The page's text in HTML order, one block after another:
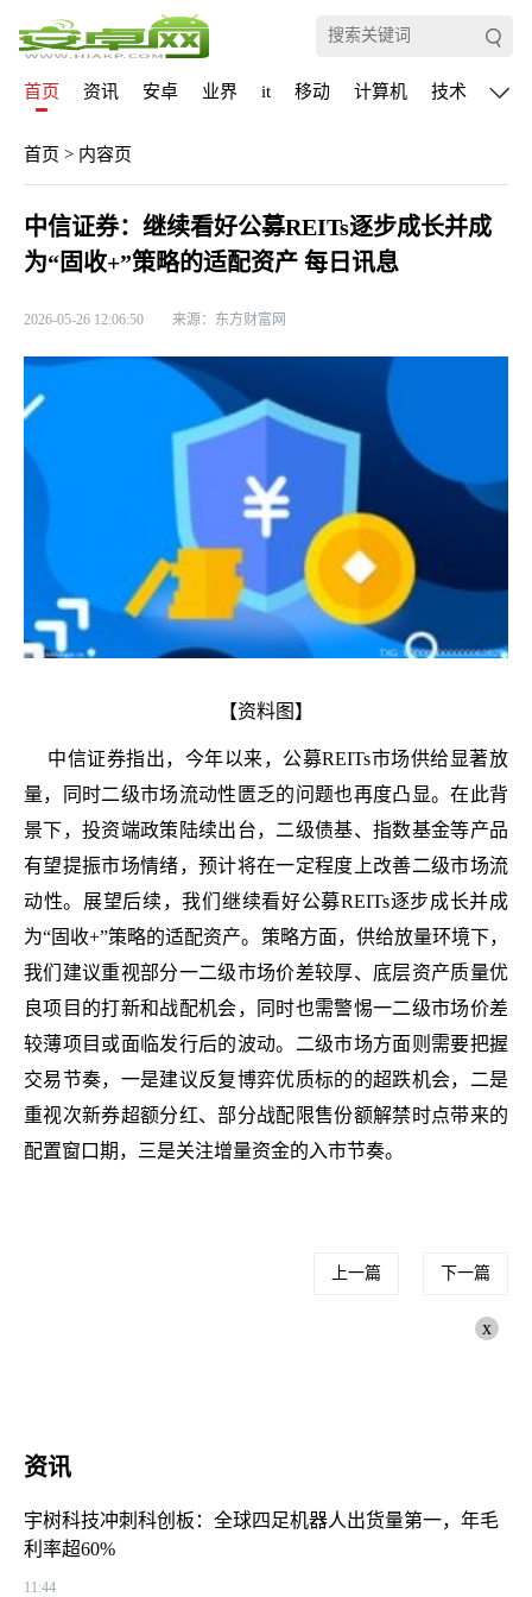
首页 资讯 安卓 业界 it 移动 计算机 技术 通信
首页 > 内容页
中信证券：继续看好公募REITs逐步成长并成
为“固收+”策略的适配资产 每日讯息
2026-05-26 12:06:50 来源：东方财富网
【资料图】
中信证券指出，今年以来，公募REITs市场供给显著放
量，同时二级市场流动性匮乏的问题也再度凸显。在此背
景下，投资端政策陆续出台，二级债基、指数基金等产品
有望提振市场情绪，预计将在一定程度上改善二级市场流
动性。展望后续，我们继续看好公募REITs逐步成长并成
为“固收+”策略的适配资产。策略方面，供给放量环境下，
我们建议重视部分一二级市场价差较厚、底层资产质量优
良项目的打新和战配机会，同时也需警惕一二级市场价差
较薄项目或面临发行后的波动。二级市场方面则需要把握
交易节奏，一是建议反复博弈优质标的的超跌机会，二是
重视次新券超额分红、部分战配限售份额解禁时点带来的
配置窗口期，三是关注增量资金的入市节奏。
上一篇 下一篇
x
资讯
宇树科技冲刺科创板：全球四足机器人出货量第一，年毛
利率超60%
11:44